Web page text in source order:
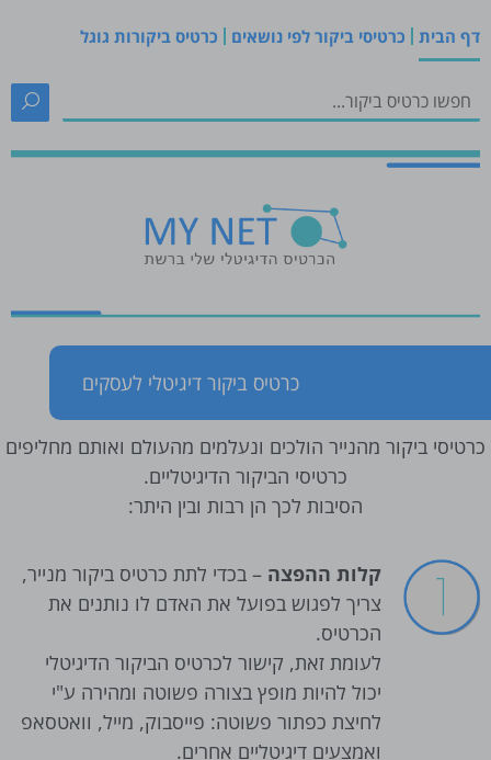
דף הבית כרטיסי ביקור לפי נושאים כרטיס ביקורות גוגל
כרטיס ביקור דיגיטלי לעסקים
כרטיסי ביקור מהנייר הולכים ונעלמים מהעולם ואותם מחליפים
כרטיסי הביקור הדיגיטליים.
הסיבות לכך הן רבות ובין היתר:
קלות ההפצה – בכדי לתת כרטיס ביקור מנייר,
צריך לפגוש בפועל את האדם לו נותנים את
הכרטיס.
לעומת זאת, קישור לכרטיס הביקור הדיגיטלי
יכול להיות מופץ בצורה פשוטה ומהירה ע"י
לחיצת כפתור פשוטה: פייסבוק, מייל, וואטסאפ
ואמצעים דיגיטליים אחרים.